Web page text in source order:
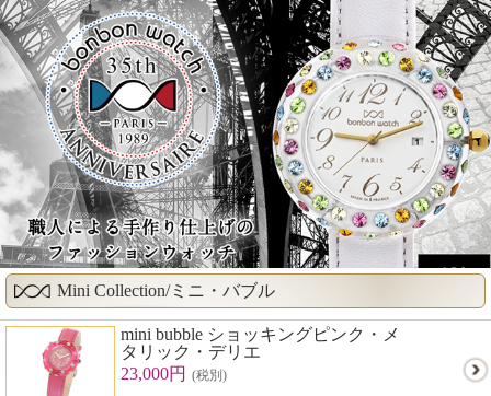
Mini Collection/ミニ・バブル
mini bubble ショッキングピンク・メ
タリック・デリエ
23,000円 (税別)